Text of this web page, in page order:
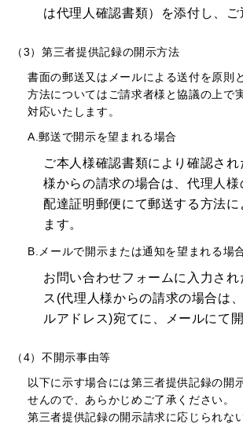
は代理人確認書類）を添付し、ご
（3）第三者提供記録の開示方法
書面の郵送又はメールによる送付を原則
方法についてはご請求者様と協議の上で
対応いたします。
A.郵送で開示を望まれる場合
ご本人様確認書類により確認され
様からの請求の場合は、代理人様
配達証明郵便にて郵送する方法
ます。
B.メールで開示または通知を望まれる場
お問い合わせフォームに入力され
ス(代理人様からの請求の場合は
ルアドレス)宛てに、メールにて
（4）不開示事由等
以下に示す場合には第三者提供記録の開
せんので、あらかじめご了承ください。
第三者提供記録の開示請求に応じられな